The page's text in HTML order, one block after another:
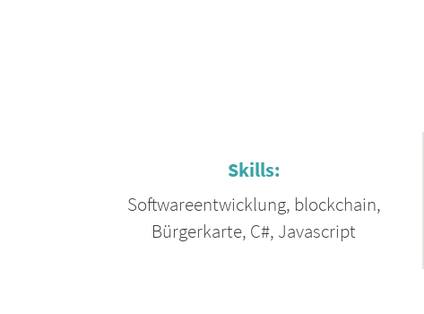
Skills:
Softwareentwicklung, blockchain,
Bürgerkarte, C#, Javascript